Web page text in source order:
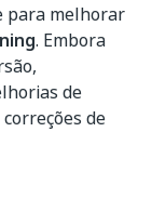
para melhorar
. Embora
de
de